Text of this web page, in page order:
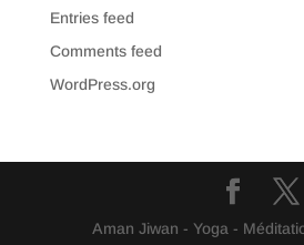
Entries feed
Comments feed
WordPress.org
Aman Jiwan - Yoga -